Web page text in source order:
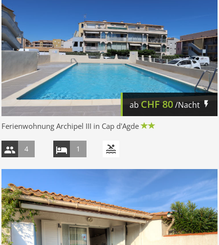
ab CHF 80/Nacht
Ferienwohnung Archipel III in Cap d'Agde
4 1